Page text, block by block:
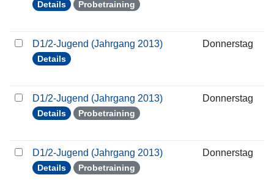
Details Probetraining
D1/2-Jugend (Jahrgang 2013)
Details
Donnerstag
D1/2-Jugend (Jahrgang 2013)
Details Probetraining
Donnerstag
D1/2-Jugend (Jahrgang 2013)
Details Probetraining
Donnerstag